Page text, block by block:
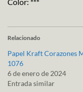
Relacionado
Papel Kraft Corazones
1076
6 de enero de 2024
Entrada similar